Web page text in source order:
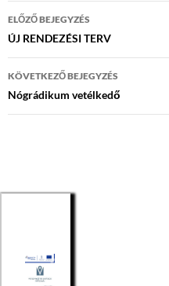
Bejegyzés
navigáció
ELŐZŐ BEJEGYZÉS
ÚJ RENDEZÉSI TERV
KÖVETKEZŐ BEJEGYZÉS
Nógrádikum vetélkedő